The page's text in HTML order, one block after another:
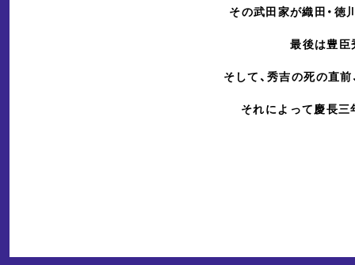
その武田家が織田・徳
最後は豊臣
そして、秀吉の死の直
それによって慶長三